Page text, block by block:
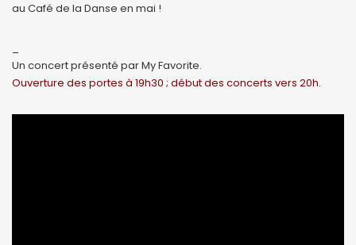
au Café de la Danse en mai !
Un concert présenté par My Favorite.
Ouverture des portes à 19h30 ; début des concerts vers 20h.